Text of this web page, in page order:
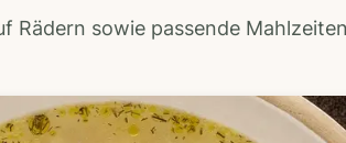
Rädern sowie passende